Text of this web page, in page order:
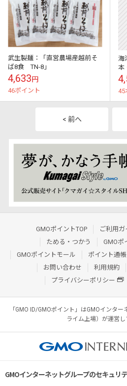
武生製麺：「直営農場産越前そ
ば8食 TN-8」
4,633円
46ポイント
海
本
45
< 前へ
GMOポイントTOP ご利用ガ
ためる・つかう
GMOポ
GMOポイントモール
ポイント通帳
お問い合わせ
利用規約
プライバシーポリシー
「GMO ID/GMOポイント」はGMOインタ
ライム上場）が運営し
GMOインターネットグループのセキュリ